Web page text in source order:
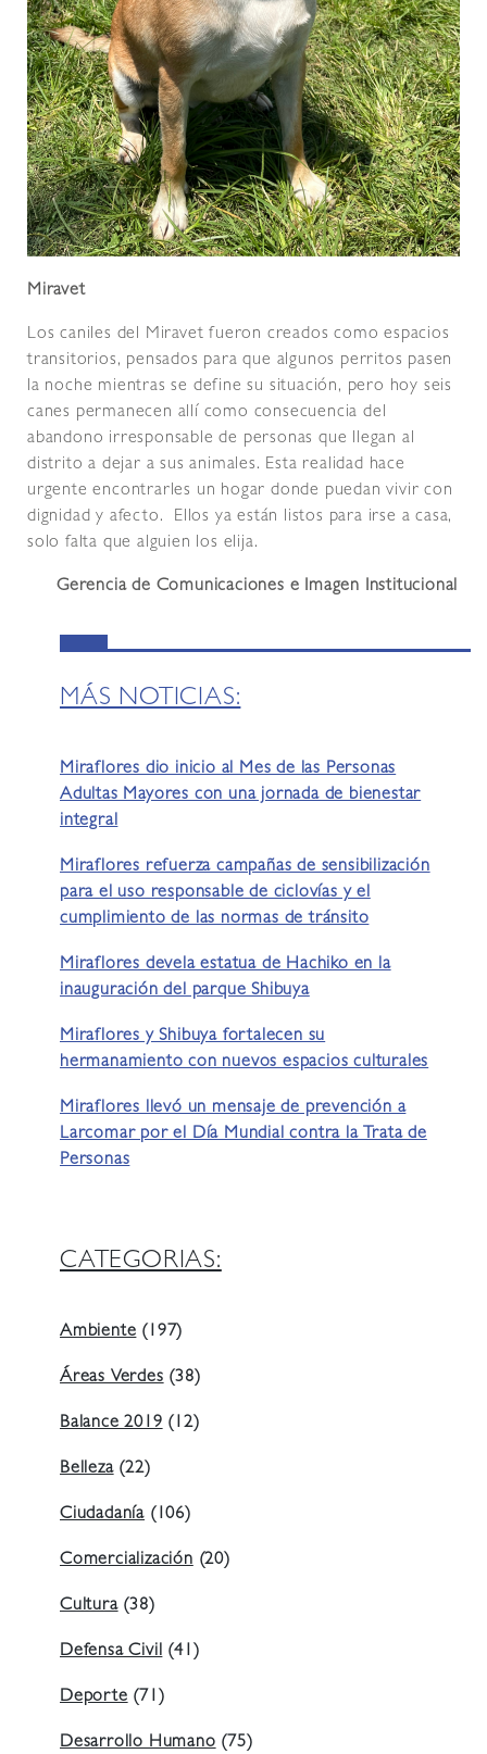
Miravet
Los caniles del Miravet fueron creados como espacios
transitorios, pensados para que algunos perritos pasen
la noche mientras se define su situación, pero hoy seis
canes permanecen allí como consecuencia del
abandono irresponsable de personas que llegan al
distrito a dejar a sus animales. Esta realidad hace
urgente encontrarles un hogar donde puedan vivir con
dignidad y afecto. Ellos ya están listos para irse a casa,
solo falta que alguien los elija.
Gerencia de Comunicaciones e Imagen Institucional
MÁS NOTICIAS:
Miraflores dio inicio al Mes de las Personas
Adultas Mayores con una jornada de bienestar
integral
Miraflores refuerza campañas de sensibilización
para el uso responsable de ciclovías y el
cumplimiento de las normas de tránsito
Miraflores devela estatua de Hachiko en la
inauguración del parque Shibuya
Miraflores y Shibuya fortalecen su
hermanamiento con nuevos espacios culturales
Miraflores llevó un mensaje de prevención a
Larcomar por el Día Mundial contra la Trata de
Personas
CATEGORIAS:
Ambiente (197)
Áreas Verdes (38)
Balance 2019 (12)
Belleza(22)
Ciudadanía (106)
Comercialización (20)
Cultura(38)
Defensa Civil (41)
Deporte (71)
Desarrollo Humano (75)